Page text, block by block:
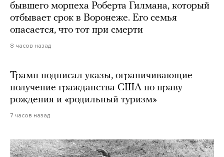
бывшего морпеха Роберта Гилмана, который
отбывает срок в Воронеже. Его семья
опасается, что тот при смерти
8 часов назад
Трамп подписал указы, ограничивающие
получение гражданства США по праву
рождения и «родильный туризм»
7 часов назад